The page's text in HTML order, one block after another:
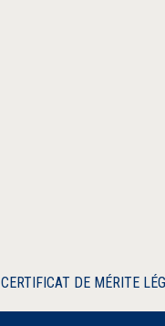
CERTIFICAT DE MÉRITE